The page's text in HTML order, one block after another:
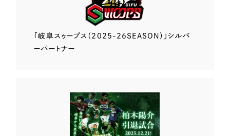
「岐阜スゥープス （2025-26SEASON）」 シルバ
ーパートナー